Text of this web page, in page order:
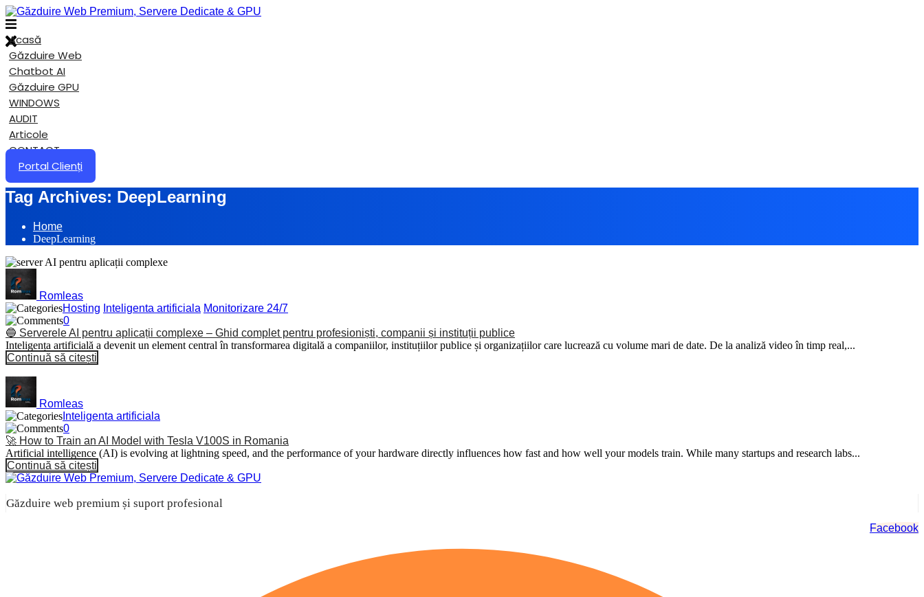
Acasă
Găzduire Web
Chatbot AI
Găzduire GPU
WINDOWS
AUDIT
Articole
CONTACT
Portal Clienți
Tag Archives: DeepLearning
Home
DeepLearning
Romleas
Hosting Inteligenta artificiala Monitorizare 24/7
0
🔵 Serverele AI pentru aplicații complexe – Ghid complet pentru profesioniști, companii și instituții publice
Inteligența artificială a devenit un element central în transformarea digitală a companiilor, instituțiilor publice și organizațiilor care lucrează cu volume mari de date. De la analiză video în timp real,...
Continuă să citești
Romleas
Inteligenta artificiala
0
🚀 How to Train an AI Model with Tesla V100S in Romania
Artificial intelligence (AI) is evolving at lightning speed, and the performance of your hardware directly influences how fast and how well your models train. While many startups and research labs...
Continuă să citești
Găzduire web premium și suport profesional
Facebook